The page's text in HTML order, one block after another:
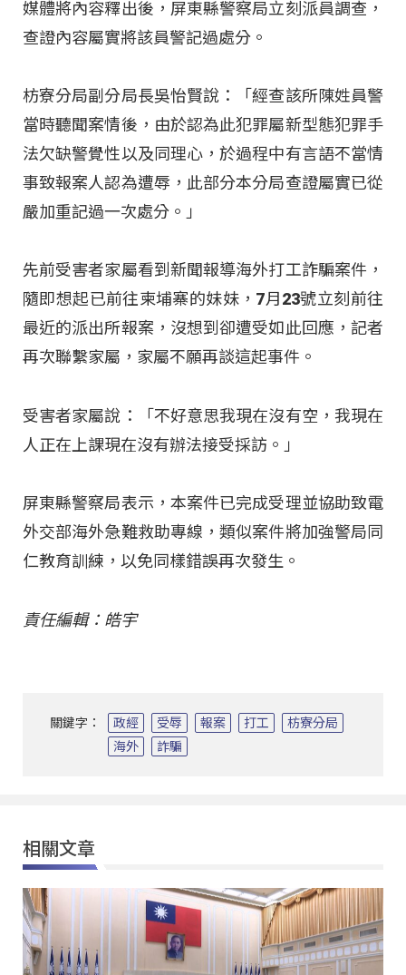
媒體將內容釋出後，屏東縣警察局立刻派員調查，
查證內容屬實將該員警記過處分。
枋寮分局副分局長吳怡賢說：「經查該所陳姓員警
當時聽聞案情後，由於認為此犯罪屬新型態犯罪手
法欠缺警覺性以及同理心，於過程中有言語不當情
事致報案人認為遭辱，此部分本分局查證屬實已從
嚴加重記過一次處分。」
先前受害者家屬看到新聞報導海外打工詐騙案件，
隨即想起已前往柬埔寨的妹妹，7月23號立刻前往
最近的派出所報案，沒想到卻遭受如此回應，記者
再次聯繫家屬，家屬不願再談這起事件。
受害者家屬說：「不好意思我現在沒有空，我現在
人正在上課現在沒有辦法接受採訪。」
屏東縣警察局表示，本案件已完成受理並協助致電
外交部海外急難救助專線，類似案件將加強警局同
仁教育訓練，以免同樣錯誤再次發生。
責任編輯：皓宇
關鍵字： 政經 受辱 報案 打工
枋寮分局
海外
詐騙
相關文章